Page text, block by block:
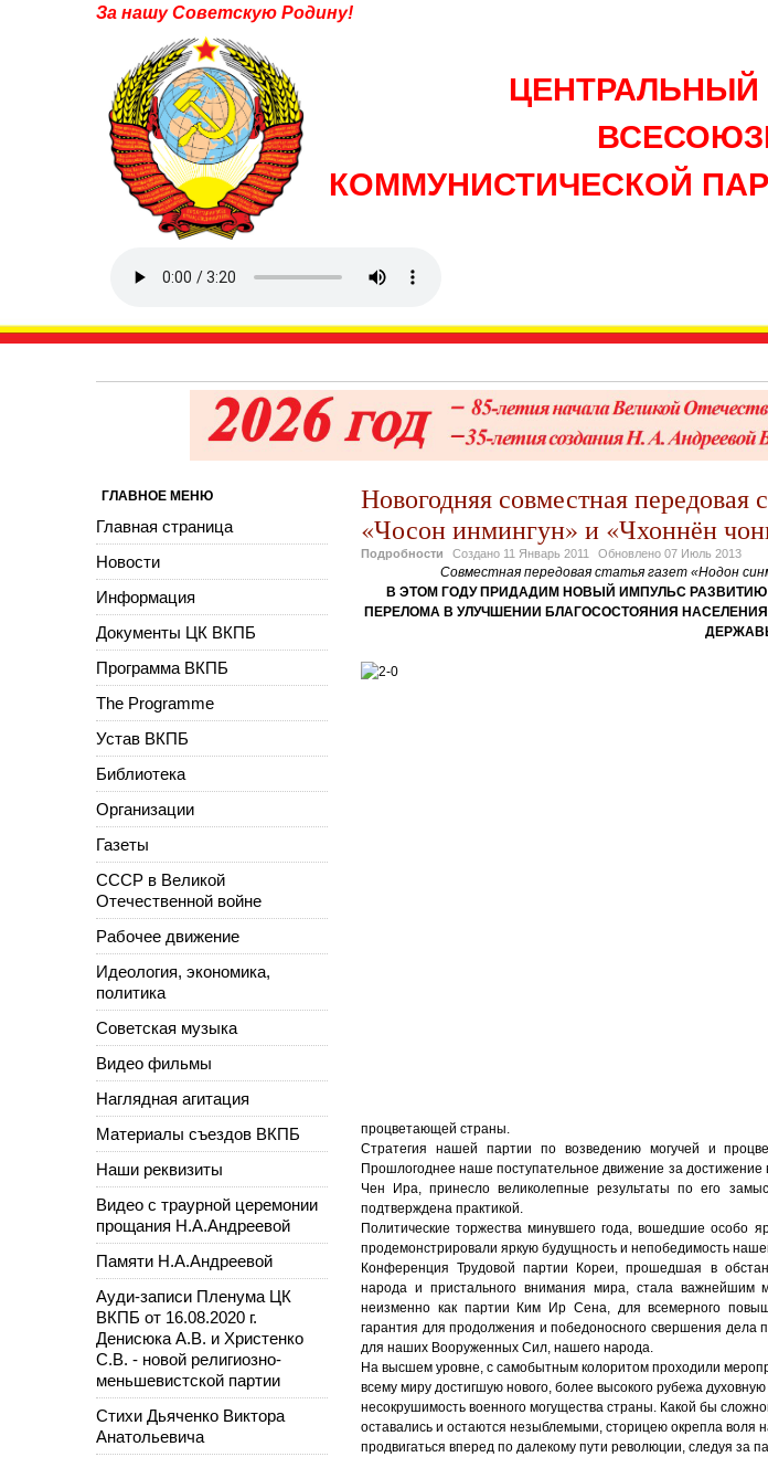
За нашу Советскую Родину!
ЦЕНТРАЛЬНЫЙ
КОММУНИСТИЧЕСКОЙ
Новогодняя совместная передовая
«Чосон инмингун» и «Чхоннён
Подробности Создано 11 Январь 2011 Обновлено 07 Июль 2013
Совместная передовая статья газет «Нодон
В ЭТОМ ГОДУ ПРИДАДИМ НОВЫЙ ИМПУЛЬС
ПЕРЕЛОМА В УЛУЧШЕНИИ БЛАГОСОСТОЯНИЯ
процветающей страны.
Стратегия нашей партии по возведению могучей и
Прошлогоднее наше поступательное движение за
Чен Ира, принесло великолепные результаты по его
подтверждена практикой.
Политические торжества минувшего года, вошедшие особо
продемонстрировали яркую будущность и непобедимость
Конференция Трудовой партии Кореи, прошедшая в
народа и пристального внимания мира, стала
неизменно как партии Ким Ир Сена, для всемерного
гарантия для продолжения и победоносного свершения дела
для наших Вооруженных Сил, нашего народа.
На высшем уровне, с самобытным колоритом проходили
всему миру достигшую нового, более высокого рубежа
несокрушимость военного могущества страны. Какой бы
оставались и остаются незыблемыми, сторицею окрепла воля
продвигаться вперед по далекому пути революции, следуя за
ГЛАВНОЕ МЕНЮ
Главная страница
Новости
Информация
Документы ЦК ВКПБ
Программа ВКПБ
The Programme
Устав ВКПБ
Библиотека
Организации
Газеты
СССР в Великой
Отечественной войне
Рабочее движение
Идеология, экономика,
политика
Советская музыка
Видео фильмы
Наглядная агитация
Материалы съездов ВКПБ
Наши реквизиты
Видео с траурной церемонии
прощания Н.А.Андреевой
Памяти Н.А.Андреевой
Ауди-записи Пленума ЦК
ВКПБ от 16.08.2020 г.
Денисюка А.В. и Христенко
С.В. - новой религиозно-
меньшевистской партии
Стихи Дьяченко Виктора
Анатольевича